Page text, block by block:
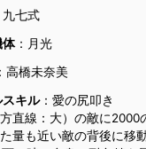
九七式
体：月光
：高橋未奈美
スキル：愛の尻叩き
直線：大）の敵に2000
量も近い敵の背後に移